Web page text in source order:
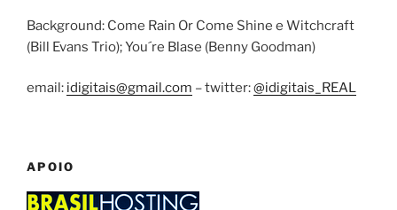
Background: Come Rain Or Come Shine e Witchcraft
(Bill Evans Trio); You´re Blase (Benny Goodman)
email: idigitais@gmail.com – twitter:@idigitais_REAL
APOIO